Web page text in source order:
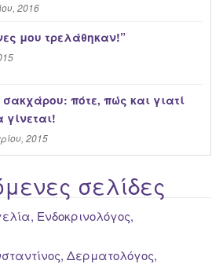
2016
μου τρελάθηκαν!”
πότε, πώς και γιατί
γίνεται!
2015
σελίδες
Ενδοκρινολόγος,
Δερματολόγος,